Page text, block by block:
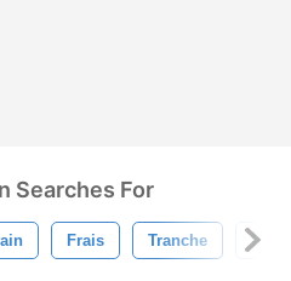
Searches For
Frais Tranche